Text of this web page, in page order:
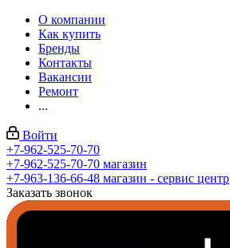
О компании
Как купить
Бренды
Контакты
Вакансии
Ремонт
...
Войти
+7-962-525-70-70
+7-962-525-70-70 магазин
+7-963-136-66-48 магазин - сервис центр
Заказать звонок